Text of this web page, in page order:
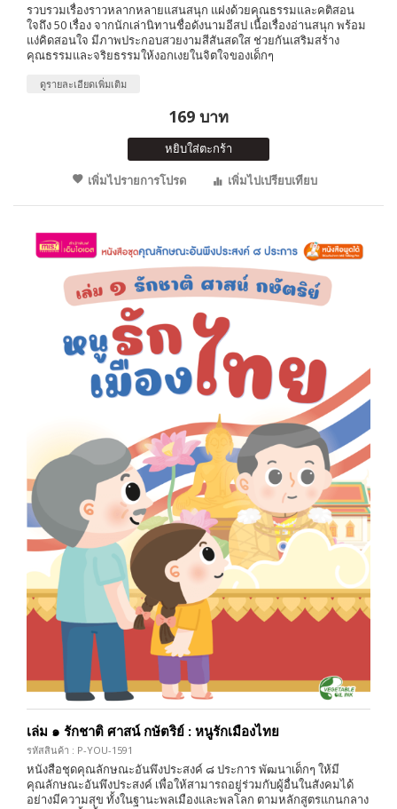
รวบรวมเรื่องราวหลากหลายแสนสนุก แฝงด้วยคุณธรรมและคติสอน
ใจถึง 50 เรื่อง จากนักเล่านิทานชื่อดังนามอีสป เนื้อเรื่องอ่านสนุก พร้อม
แง่คิดสอนใจ มีภาพประกอบสวยงามสีสันสดใส ช่วยกันเสริมสร้าง
คุณธรรมและจริยธรรมให้งอกเงยในจิตใจของเด็กๆ
ดูรายละเอียดเพิ่มเติม
169 บาท
หยิบใส่ตะกร้า
เพิ่มไปรายการโปรด
เพิ่มไปเปรียบเทียบ
เล่ม ๑ รักชาติ ศาสน์ กษัตริย์ : หนูรักเมืองไทย
รหัสสินค้า : P-YOU-1591
หนังสือชุดคุณลักษณะอันพึงประสงค์ ๘ ประการ พัฒนาเด็กๆ ให้มี
คุณลักษณะอันพึงประสงค์ เพื่อให้สามารถอยู่ร่วมกับผู้อื่นในสังคมได้
อย่างมีความสุข ทั้งในฐานะพลเมืองและพลโลก ตามหลักสูตรแกนกลาง